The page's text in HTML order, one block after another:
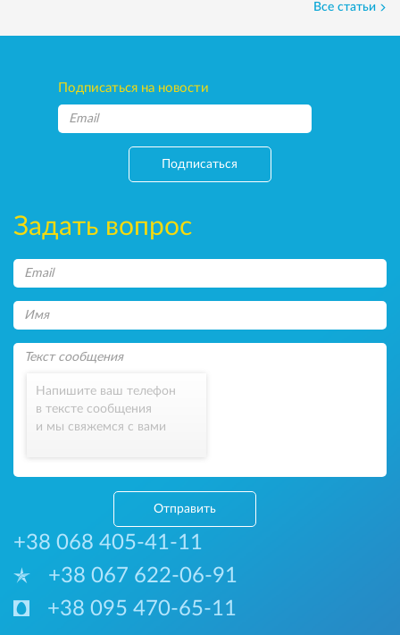
Все статьи
Подписаться на новости
Подписаться
Задать вопрос
Напишите ваш телефон
в тексте сообщения
и мы свяжемся с вами
Отправить
+38 068 405-41-11
+38 067 622-06-91
+38 095 470-65-11